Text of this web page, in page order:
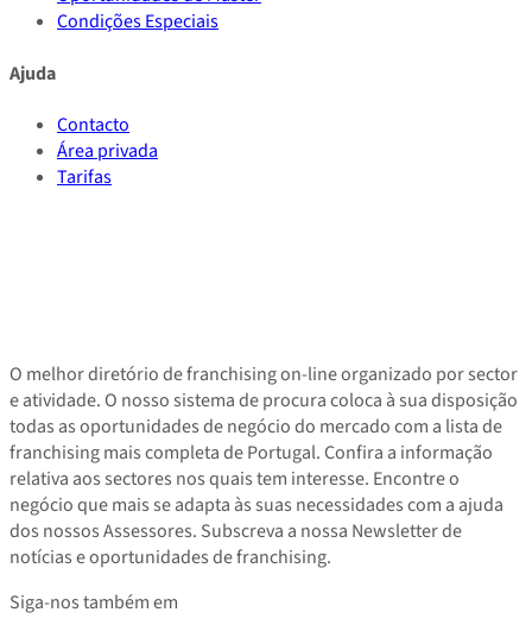
Condições Especiais
Ajuda
Contacto
Área privada
Tarifas
O melhor diretório de franchising on-line organizado por sector
e atividade. O nosso sistema de procura coloca à sua disposição
todas as oportunidades de negócio do mercado com a lista de
franchising mais completa de Portugal. Confira a informação
relativa aos sectores nos quais tem interesse. Encontre o
negócio que mais se adapta às suas necessidades com a ajuda
dos nossos Assessores. Subscreva a nossa Newsletter de
notícias e oportunidades de franchising.
Siga-nos também em